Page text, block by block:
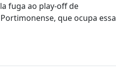
fuga ao play-off de
que ocupa essa